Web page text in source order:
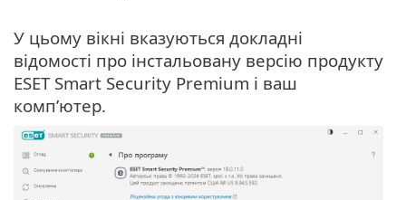
У цьому вікні вказуються докладні
відомості про інстальовану версію продукту
ESET Smart Security Premium і ваш
комп’ютер.